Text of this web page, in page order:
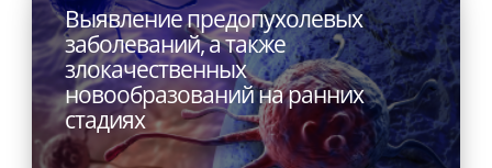
Выявление предопухолевых
заболеваний, а также
злокачественных
новообразований на ранних
стадиях